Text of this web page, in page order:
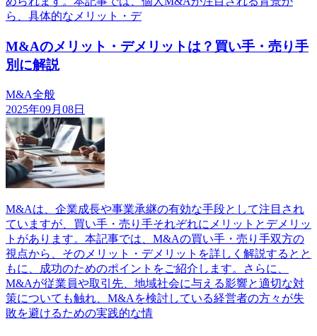
ら、具体的なメリット・デ
M&Aのメリット・デメリットは？買い手・売り手
別に解説
M&A全般
2025年09月08日
M&Aは、企業成長や事業承継の有効な手段として注目され
ていますが、買い手・売り手それぞれにメリットとデメリッ
トがあります。本記事では、M&Aの買い手・売り手双方の
視点から、そのメリット・デメリットを詳しく解説するとと
もに、成功のためのポイントをご紹介します。さらに、
M&Aが従業員や取引先、地域社会に与える影響と適切な対
策についても触れ、M&Aを検討している経営者の方々が失
敗を避けるための実践的な情